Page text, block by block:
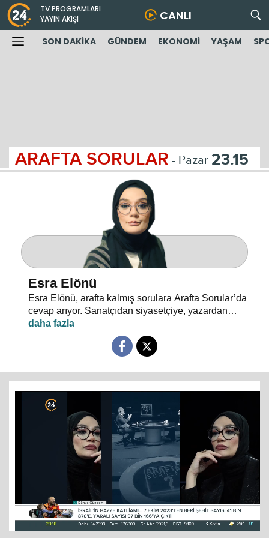
TV PROGRAMLARI
YAYIN AKIŞI
CANLI
SON DAKİKA GÜNDEM EKONOMİ YAŞAM
ARAFTA SORULAR - Pazar 23.15
Esra Elönü
Esra Elönü, arafta kalmış sorulara Arafta Sorular’da
cevap arıyor. Sanatçıdan siyasetçiye, yazardan
oyuncuya herkes kendi arafını bu programda anlatıyor.
Hayata, insana, gündem ve siyasete dair her şeyin
konuşulduğu, akıllara takılan, cevabı bulunamayan
konuklarına arafını sorgulatıyor.